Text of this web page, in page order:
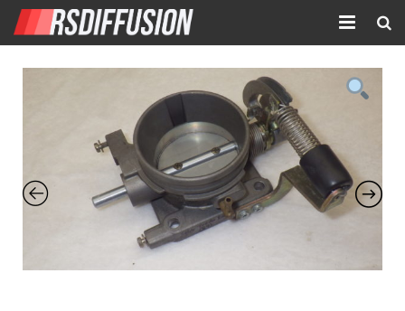
Accueil
Nouvelles annonces
Annonces prolongées
Atelier mécanique